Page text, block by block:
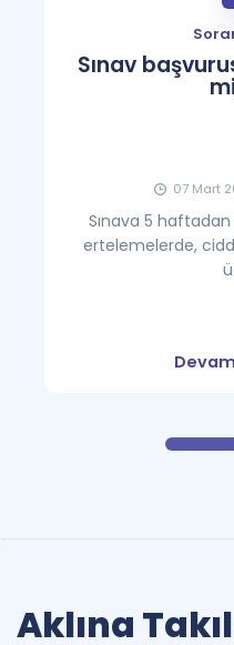
Sınav
07 Mart
Sınava 5
ertelemelerde, ciddi
Aklına